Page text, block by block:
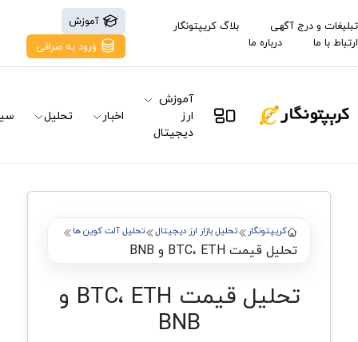
تبلیغات و درج آگهی
بلاگ کریپتونگار
ارتباط با ما
درباره ما
آموزش
ورود به صرافی
آموزش
ارز
دیجیتال
اخبار تحلیل
کریپتونگار تحلیل بازار ارز دیجیتال تحلیل آلت کوین ها
تحلیل قیمت BTC، ETH و BNB
تحلیل قیمت BTC، ETH و
BNB